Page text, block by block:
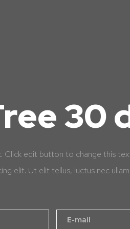
30
Click edit button to change this
elit. Ut elit tellus, luctus nec